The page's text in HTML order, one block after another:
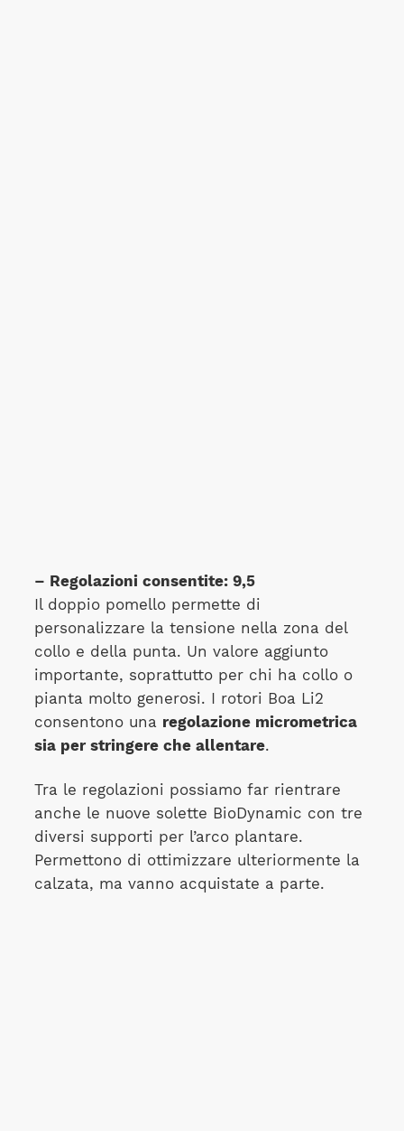
– Regolazioni consentite: 9,5
Il doppio pomello permette di
personalizzare la tensione nella zona del
collo e della punta. Un valore aggiunto
importante, soprattutto per chi ha collo o
pianta molto generosi. I rotori Boa Li2
consentono una regolazione micrometrica
sia per stringere che allentare.
Tra le regolazioni possiamo far rientrare
anche le nuove solette BioDynamic con tre
diversi supporti per l’arco plantare.
Permettono di ottimizzare ulteriormente la
calzata, ma vanno acquistate a parte.